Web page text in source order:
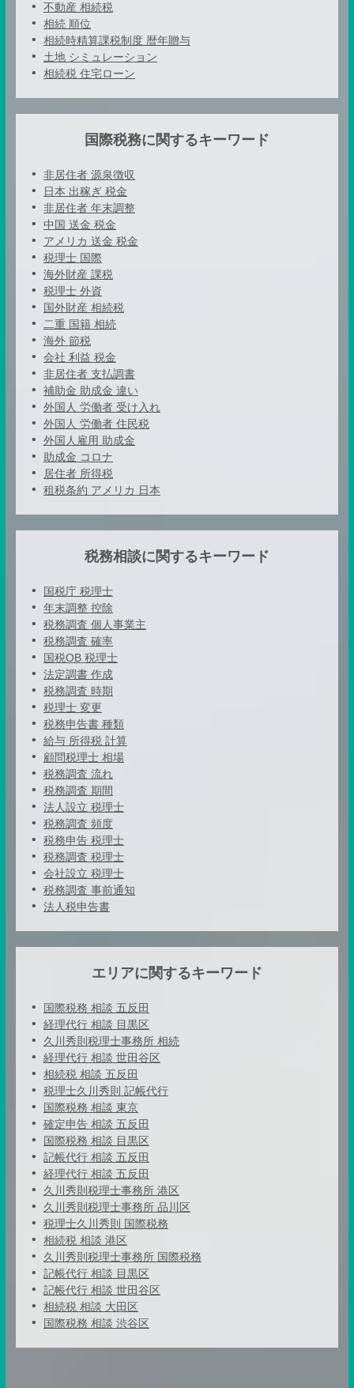
不動産 相続税
相続 順位
相続時精算課税制度 暦年贈与
土地 シミュレーション
相続税 住宅ローン
国際税務に関するキーワード
非居住者 源泉徴収
日本 出稼ぎ 税金
非居住者 年末調整
中国 送金 税金
アメリカ 送金 税金
税理士 国際
海外財産 課税
税理士 外資
国外財産 相続税
二重 国籍 相続
海外 節税
会社 利益 税金
非居住者 支払調書
補助金 助成金 違い
外国人 労働者 受け入れ
外国人 労働者 住民税
外国人雇用 助成金
助成金 コロナ
居住者 所得税
租税条約 アメリカ 日本
税務相談に関するキーワード
国税庁 税理士
年末調整 控除
税務調査 個人事業主
税務調査 確率
国税OB 税理士
法定調書 作成
税務調査 時期
税理士 変更
税務申告書 種類
給与 所得税 計算
顧問税理士 相場
税務調査 流れ
税務調査 期間
法人設立 税理士
税務調査 頻度
税務申告 税理士
税務調査 税理士
会社設立 税理士
税務調査 事前通知
法人税申告書
エリアに関するキーワード
国際税務 相談 五反田
経理代行 相談 目黒区
久川秀則税理士事務所 相続
経理代行 相談 世田谷区
相続税 相談 五反田
税理士久川秀則 記帳代行
国際税務 相談 東京
確定申告 相談 五反田
国際税務 相談 目黒区
記帳代行 相談 五反田
経理代行 相談 五反田
久川秀則税理士事務所 港区
久川秀則税理士事務所 品川区
税理士久川秀則 国際税務
相続税 相談 港区
久川秀則税理士事務所 国際税務
記帳代行 相談 目黒区
記帳代行 相談 世田谷区
相続税 相談 大田区
国際税務 相談 渋谷区